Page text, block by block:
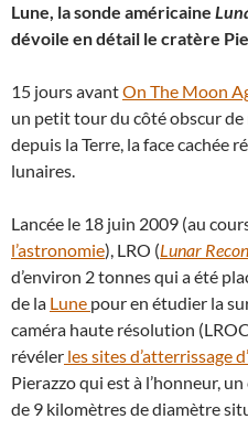
Lune, la sonde américaine
dévoile en détail le cratère
15 jours avantOn The Moon
un petit tour du côté obscur
depuis la Terre, la face cachée
lunaires.
Lancée le 18 juin 2009 (au
l’astronomie), LRO (Lunar
d’environ 2 tonnes qui a été
de la Lune pour en étudier la
caméra haute résolution
révéler les sites d’atterrissage
Pierazzo qui est à l’honneur,
de 9 kilomètres de diamètre